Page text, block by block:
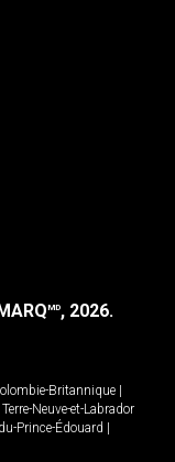
MD, 2026.
Britannique
Terre-Neuve-et-Labrador
du-Prince-Édouard